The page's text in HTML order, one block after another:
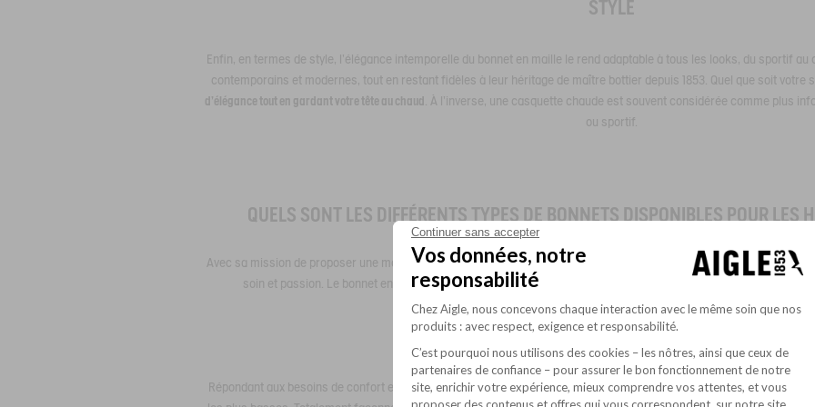
STYLE
Enfin, en termes de style, l'élégance intemporelle du bonnet en maille le rend adaptable à tous les looks, du sportif
contemporains et modernes, tout en restant fidèles à leur héritage de maître bottier depuis 1853. Quel que soit votre
d'élégance tout en gardant votre tête au chaud
. À l'inverse, une casquette chaude est souvent considérée comme plus
ou sportif.
QUELS SONT LES DIFFÉRENTS TYPES DE BONNETS DISPONIBLES POUR LES
Avec sa mission de proposer une mode plus durable et son expertise acquise depuis 1853, Aigle propose une variété
soin et passion. Le bonnet en maille et le bonnet à revers représentent deux choix populaires qui séduisent
BONNET EN MAILLE
Répondant aux besoins de confort et de chaleur de l'hiver, le bonnet en maille hommed'Aigle est l'accessoire
Continuer sans accepter
Vos données, notre
responsabilité
Plateforme de Gestion du Consentement :
Chez Aigle, nous concevons chaque interaction avec le même soin que nos
produits : avec respect, exigence et responsabilité.
C’est pourquoi nous utilisons des cookies – les nôtres, ainsi que ceux de
partenaires de confiance – pour assurer le bon fonctionnement de notre
site, enrichir votre expérience, mieux comprendre vos attentes, et vous
proposer des contenus et offres qui vous correspondent, sur notre site
Axeptio consent